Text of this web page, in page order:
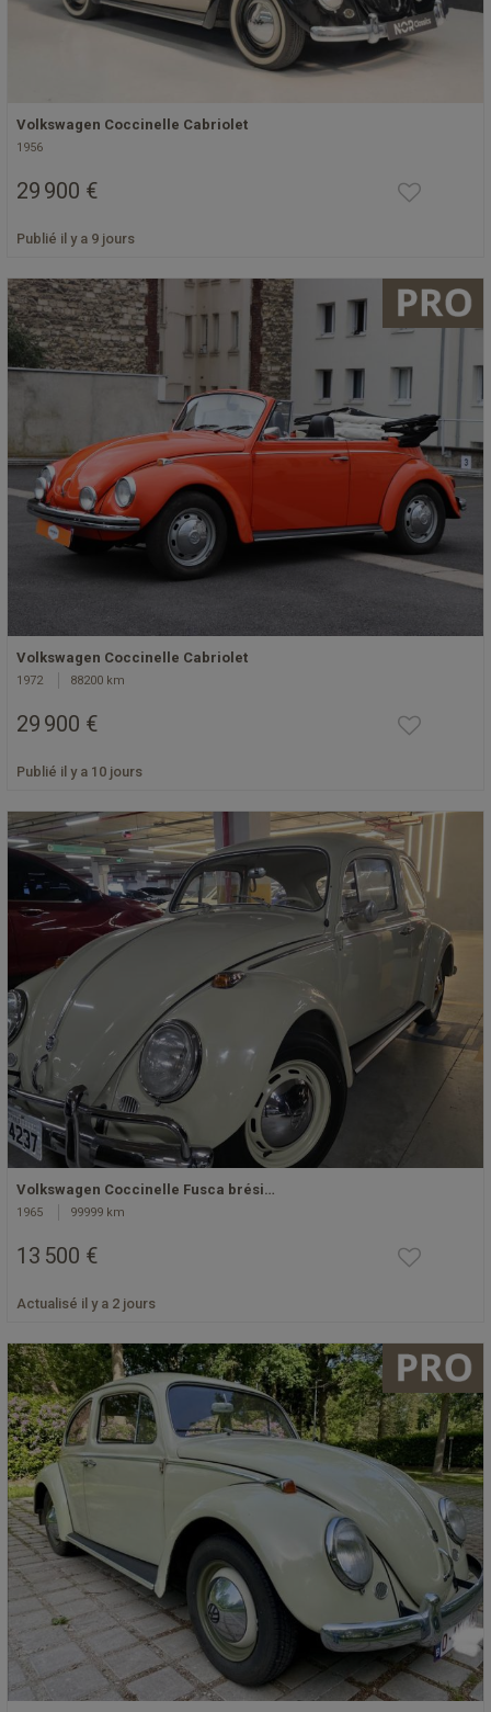
Volkswagen Coccinelle Cabriolet
1956
29 900 €
Publié il y a 9 jours
Volkswagen Coccinelle Cabriolet
1972 88200 km
29 900 €
Publié il y a 10 jours
Volkswagen Coccinelle Fusca brési…
1965 99999 km
13 500 €
Actualisé il y a 2 jours